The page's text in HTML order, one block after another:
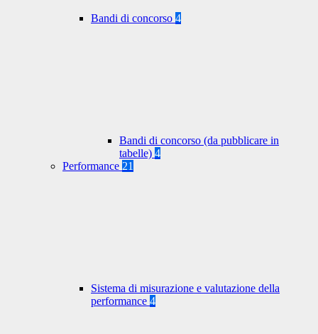
Bandi di concorso 4
Bandi di concorso (da pubblicare in
tabelle) 4
Performance 21
Sistema di misurazione e valutazione della
performance 4